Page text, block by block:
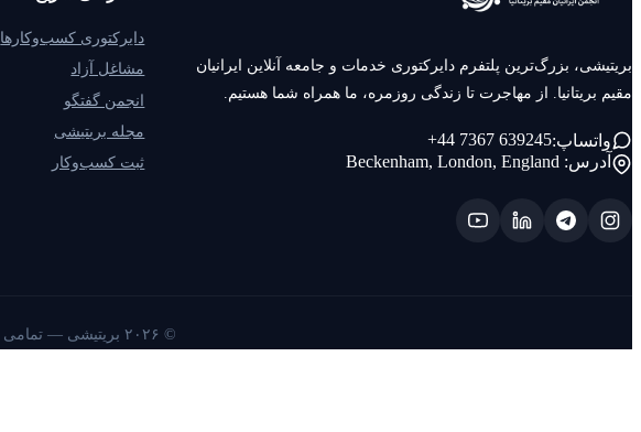
بریتیشی، بزرگ‌ترین پلتفرم دایرکتوری خدمات و جامعه آنلاین ایرانیان
مقیم بریتانیا. از مهاجرت تا زندگی روزمره، ما همراه شما هستیم.
واتساپ:+44 7367 639245
آدرس: Beckenham, London, England
دایرکتوری کسب‌وکارها
مشاغل آزاد
انجمن گفتگو
مجله بریتیشی
ثبت کسب‌وکار
© ۲۰۲۶ بریتیشی — تمامی حقوق محفوظ است. ساخته شده با ❤️ برای ایرانیان بریتانیا